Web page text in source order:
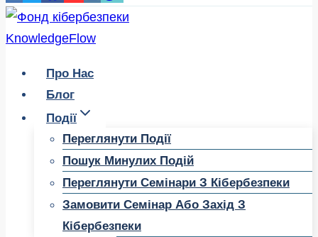
Про Нас
Блог
Події
Переглянути Події
Пошук Минулих Подій
Переглянути Семінари З Кібербезпеки
Замовити Семінар Або Захід З
Кібербезпеки